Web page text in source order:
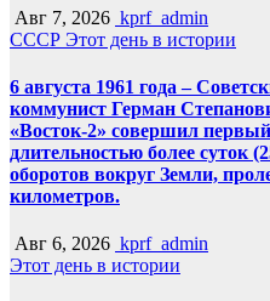
Авг 7, 2026 kprf_admin
СССР Этот день в истории
6 августа 1961 года –
коммунист Герман
«Восток-2» совершил
длительностью более суток
оборотов вокруг Земли,
километров.
Авг 6, 2026 kprf_admin
Этот день в истории